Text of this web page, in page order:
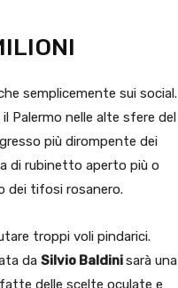
semplicemente sui social.
Palermo nelle alte sfere del
più dirompente dei
di rubinetto aperto più o
dei tifosi rosanero.
troppi voli pindarici.
da Silvio Baldinisarà una
delle scelte oculate e